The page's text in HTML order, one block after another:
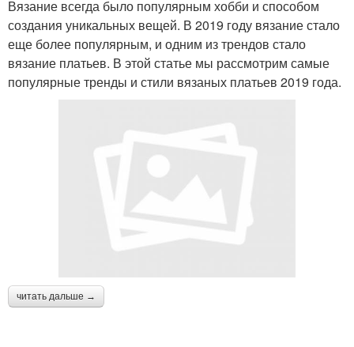
Вязание всегда было популярным хобби и способом
создания уникальных вещей. В 2019 году вязание стало
еще более популярным, и одним из трендов стало
вязание платьев. В этой статье мы рассмотрим самые
популярные тренды и стили вязаных платьев 2019 года.
читать дальше →